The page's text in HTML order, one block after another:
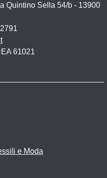
Quintino Sella 54/b - 13900
61021
e Moda